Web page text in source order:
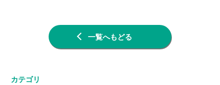
一覧へもどる
カテゴリ